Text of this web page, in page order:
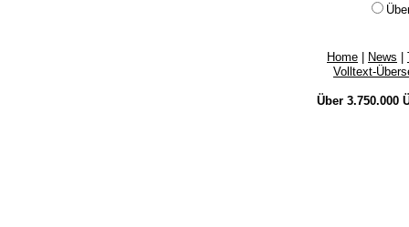
Home News
Volltext-
Über 3.750.000